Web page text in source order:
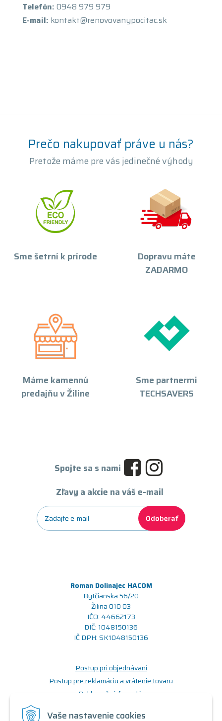
Vaše nastavenie cookies
Telefón: 0948 979 979
E-mail: kontakt@renovovanypocitac.sk
Prečo nakupovať práve u nás?
Pretože máme pre vás jedinečné výhody
Sme šetrní k prírode
Dopravu máte
ZADARMO
Máme kamennú
predajňu v Žiline
Sme partnermi
TECHSAVERS
Spojte sa s nami
Zľavy a akcie na váš e-mail
Odoberať
Roman Dolinajec HACOM
Bytčianska 56/20
Žilina 010 03
IČO: 44662173
DIČ: 1048150136
IČ DPH: SK1048150136
Postup pri objednávaní
Postup pre reklamáciu a vrátenie tovaru
Reklamačný formulár